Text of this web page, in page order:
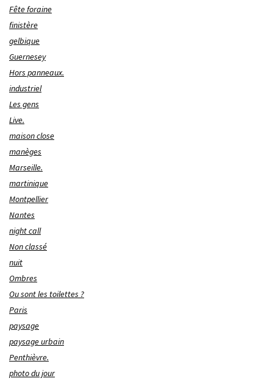
Fête foraine
finistère
gelbique
Guernesey
Hors panneaux.
industriel
Les gens
Live.
maison close
manèges
Marseille.
martinique
Montpellier
Nantes
night call
Non classé
nuit
Ombres
Ou sont les toilettes ?
Paris
paysage
paysage urbain
Penthièvre.
photo du jour